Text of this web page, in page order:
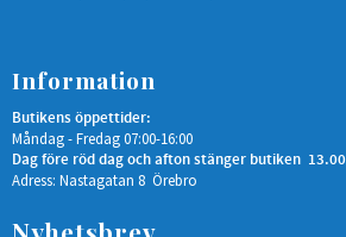
Information
Butikens öppettider:
Måndag - Fredag 07:00-16:00
Dag före röd dag och afton stänger butiken 13.00
Adress: Nastagatan 8 Örebro